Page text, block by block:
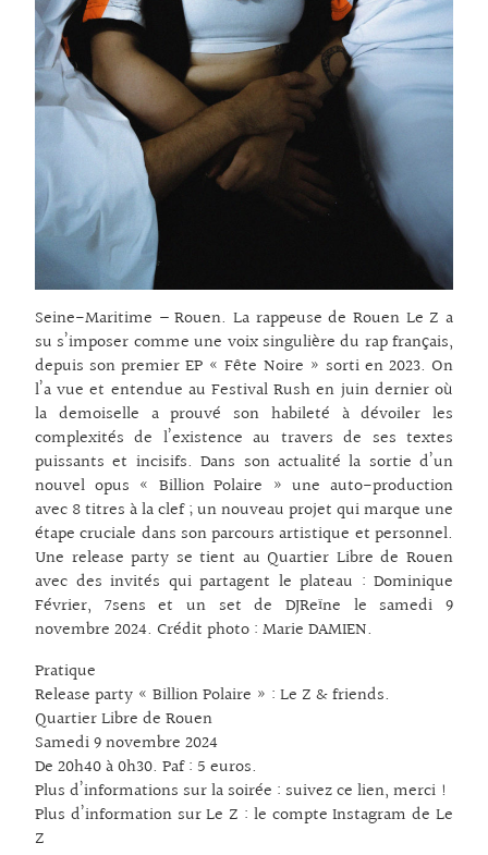
Seine-Maritime – Rouen. La rappeuse de Rouen Le Z a
su s’imposer comme une voix singulière du rap français,
depuis son premier EP « Fête Noire » sorti en 2023. On
l’a vue et entendue au Festival Rush en juin dernier où
la demoiselle a prouvé son habileté à dévoiler les
complexités de l’existence au travers de ses textes
puissants et incisifs. Dans son actualité la sortie d’un
nouvel opus « Billion Polaire » une auto-production
avec 8 titres à la clef ; un nouveau projet qui marque une
étape cruciale dans son parcours artistique et personnel.
Une release party se tient au Quartier Libre de Rouen
avec des invités qui partagent le plateau : Dominique
Février, 7sens et un set de DJReïne le samedi 9
novembre 2024. Crédit photo : Marie DAMIEN.
Pratique
Release party « Billion Polaire » : Le Z & friends.
Quartier Libre de Rouen
Samedi 9 novembre 2024
De 20h40 à 0h30. Paf : 5 euros.
Plus d’informations sur la soirée : suivez ce lien, merci !
Plus d’information sur Le Z : le compte Instagram de Le
Z